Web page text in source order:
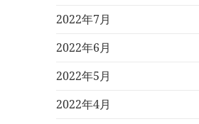
2022年7月
2022年6月
2022年5月
2022年4月